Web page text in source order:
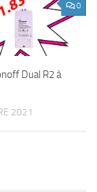
0
Dual R2 à
2021